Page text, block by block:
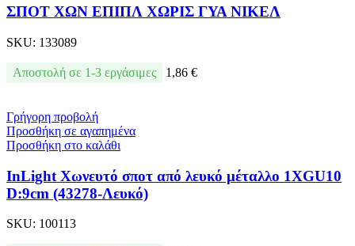
ΣΠΟΤ ΧΩΝ ΕΠΙΠΛ ΧΩΡΙΣ ΓΥΑ ΝΙΚΕΛ
SKU: 133089
Αποστολή σε 1-3 εργάσιμες 1,86 €
Γρήγορη προβολή
Προσθήκη σε αγαπημένα
Προσθήκη στο καλάθι
InLight Χωνευτό σποτ από λευκό μέταλλο 1XGU10
D:9cm (43278-Λευκό)
SKU: 100113